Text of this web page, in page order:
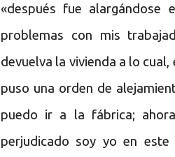
«después fue
problemas con mis
devuelva la vivienda a lo
puso una orden de
puedo ir a la fábrica;
perjudicado soy yo en